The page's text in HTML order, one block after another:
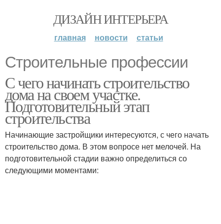
ДИЗАЙН ИНТЕРЬЕРА
главная новости статьи
Строительные профессии
С чего начинать строительство
дома на своем участке.
Подготовительный этап
строительства
Начинающие застройщики интересуются, с чего начать
строительство дома. В этом вопросе нет мелочей. На
подготовительной стадии важно определиться со
следующими моментами: